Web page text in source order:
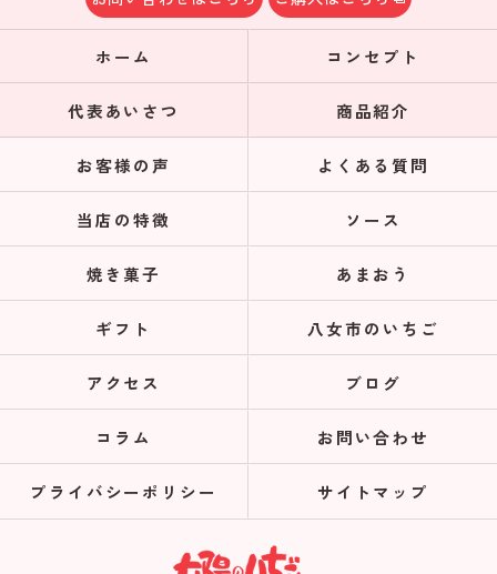
ホーム コンセプト
代表あいさつ 商品紹介
お客様の声 よくある質問
当店の特徴 ソース
焼き菓子 あまおう
ギフト 八女市のいちご
アクセス ブログ
コラム お問い合わせ
プライバシーポリシー サイトマップ